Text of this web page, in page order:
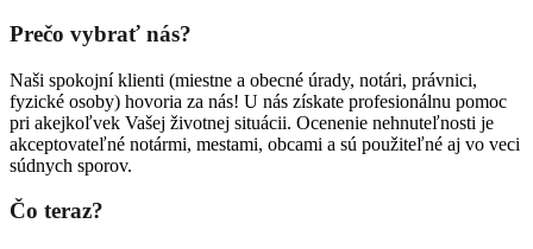
Prečo vybrať nás?
Naši spokojní klienti (miestne a obecné úrady, notári, právnici,
fyzické osoby) hovoria za nás! U nás získate profesionálnu pomoc
pri akejkoľvek Vašej životnej situácii. Ocenenie nehnuteľnosti je
akceptovateľné notármi, mestami, obcami a sú použiteľné aj vo veci
súdnych sporov.
Čo teraz?